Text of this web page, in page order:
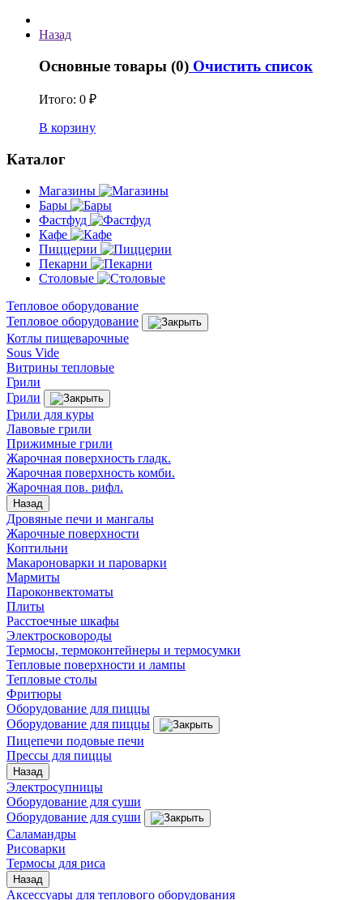
Назад
Основные товары (0) Очистить список
Итого: 0 ₽
В корзину
Каталог
Магазины
Бары
Фастфуд
Кафе
Пиццерии
Пекарни
Столовые
Тепловое оборудование
Тепловое оборудование
Котлы пищеварочные
Sous Vide
Витрины тепловые
Грили
Грили
Грили для куры
Лавовые грили
Прижимные грили
Жарочная поверхность гладк.
Жарочная поверхность комби.
Жарочная пов. рифл.
Назад
Дровяные печи и мангалы
Жарочные поверхности
Коптильни
Макароноварки и пароварки
Мармиты
Пароконвектоматы
Плиты
Расстоечные шкафы
Электросковороды
Термосы, термоконтейнеры и термосумки
Тепловые поверхности и лампы
Тепловые столы
Фритюры
Оборудование для пиццы
Оборудование для пиццы
Пицепечи подовые печи
Прессы для пиццы
Назад
Электросупницы
Оборудование для суши
Оборудование для суши
Саламандры
Рисоварки
Термосы для риса
Назад
Аксессуары для теплового оборудования